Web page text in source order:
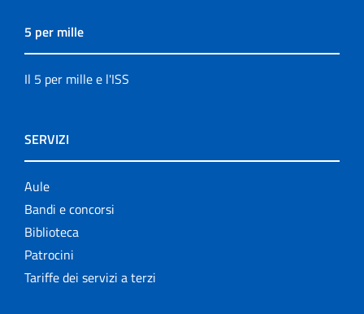
5 per mille
Il 5 per mille e l'ISS
SERVIZI
Aule
Bandi e concorsi
Biblioteca
Patrocini
Tariffe dei servizi a terzi